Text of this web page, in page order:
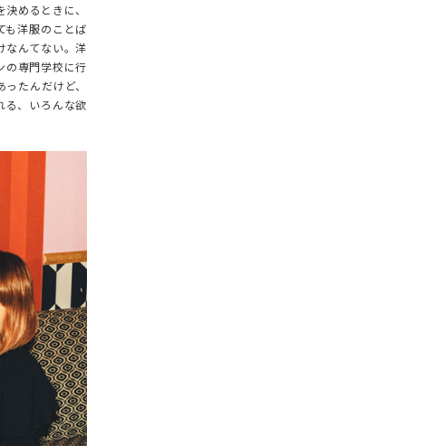
GOODS
めるときに、
も洋服のことば
なんてない。洋
の専門学校に行
たんだけど、
る、いろんな欲